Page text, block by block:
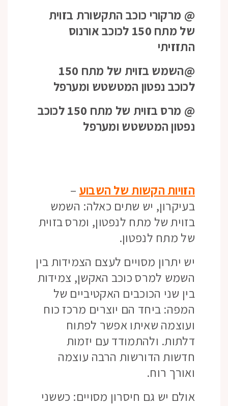
@ מרקורי כוכב התקשורת בזוית
של מתח 150 לכוכב אורנוס
התזזיתי
@השמש בזוית של מתח 150
לכוכב נפטון המטשטש ומערפל
@ מרס בזוית של מתח 150 לכוכב
נפטון המטשטש ומערפל
הזויות הקשות של השבוע –
בעיקרון, יש שתים כאלה: השמש
בזוית של מתח לנפטון, ומרס בזוית
של מתח לנפטון.
יש יתרון מסויים לעצם הצמידות בין
השמש למרס כוכב האקשן, צמידות
בין שני הכוכבים האקטיביים של
המפה: ביחד הם יוצרים מרכז כוח
ועוצמה שאיתו אפשר לפתוח
דלתות. ולהתמודד עם יזמות
חדשות הדורשות הרבה עוצמה
ואורך רוח.
אולם יש גם חיסרון מסויים: כששני